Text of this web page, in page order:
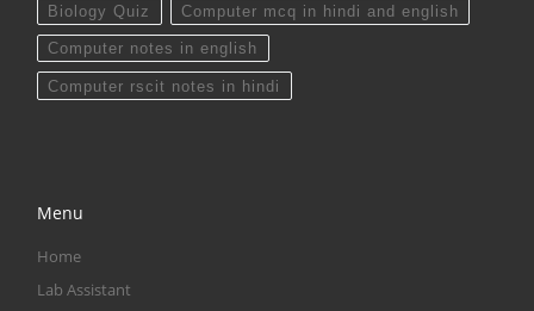
Biology Quiz Computer mcq in hindi and english
Computer notes in english
Computer rscit notes in hindi
Menu
Home
Lab Assistant